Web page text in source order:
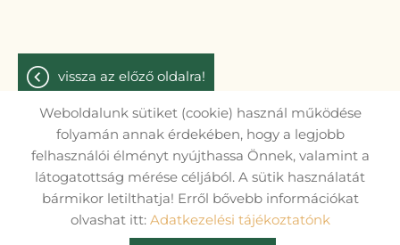
vissza az előző oldalra!
Oldal információk
Adatkezelési tájékoztató
Impresszum
Sütik kezelése
Weboldalunk sütiket (cookie) használ működése
folyamán annak érdekében, hogy a legjobb
felhasználói élményt nyújthassa Önnek, valamint a
látogatottság mérése céljából. A sütik használatát
bármikor letilthatja! Erről bővebb információkat
olvashat itt: Adatkezelési tájékoztatónk